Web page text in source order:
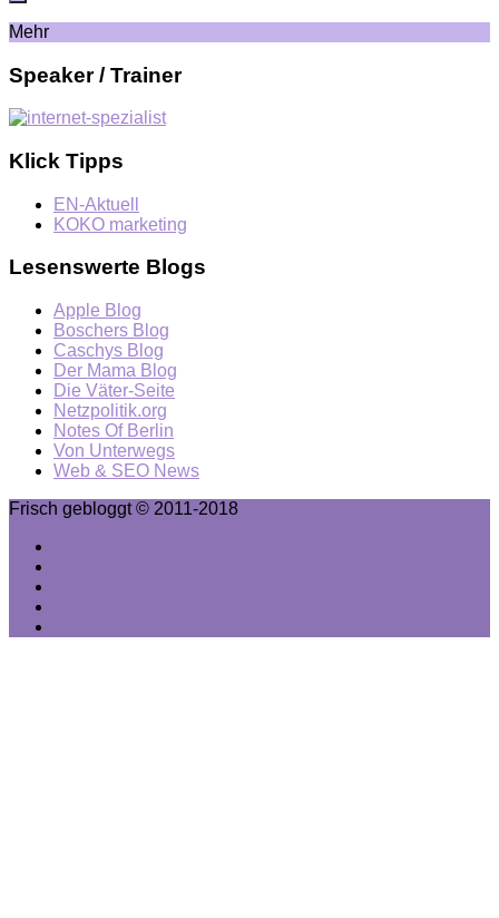
Mehr
Speaker / Trainer
Klick Tipps
EN-Aktuell
KOKO marketing
Lesenswerte Blogs
Apple Blog
Boschers Blog
Caschys Blog
Der Mama Blog
Die Väter-Seite
Netzpolitik.org
Notes Of Berlin
Von Unterwegs
Web & SEO News
Frisch gebloggt © 2011-2018